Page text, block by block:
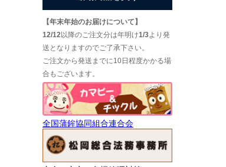
【年末年始のお届けについて】
12/12以降のご注文分は年明け1/3より発
送となりますのでご了承下さい。
ご注文から発送までに10日程度かかる場
合もございます。
全国蒲鉾協同組合連合会